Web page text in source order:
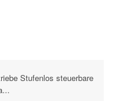
Stufenlos steuerbare